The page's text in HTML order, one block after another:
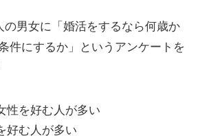
の男女に「婚活をするなら何歳か
件にするか」というアンケートを
性を好む人が多い
好む人が多い